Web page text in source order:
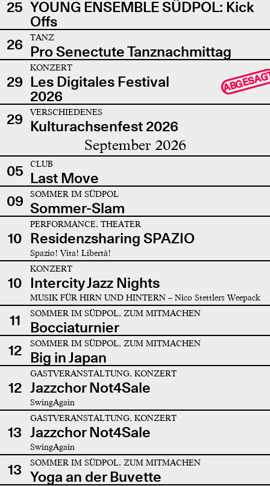
25 YOUNG ENSEMBLE SÜDPOL: Kick
Offs
26
TANZ
Pro Senectute Tanznachmittag
29
KONZERT
Les Digitales Festival
2026
29 VERSCHIEDENES
Kulturachsenfest 2026
September 2026
05 CLUB
Last Move
09
SOMMER IM SÜDPOL
Sommer-Slam
10
PERFORMANCE, THEATER
Residenzsharing SPAZIO
Spazio! Vita! Libertà!
10
KONZERT
Intercity Jazz Nights
MUSIK FÜR HIRN UND HINTERN – Nico Stettlers Weepack
11 SOMMER IM SÜDPOL, ZUM MITMACHEN
Bocciaturnier
12
SOMMER IM SÜDPOL, ZUM MITMACHEN
Big in Japan
12
GASTVERANSTALTUNG, KONZERT
Jazzchor Not4Sale
SwingAgain
13
GASTVERANSTALTUNG, KONZERT
Jazzchor Not4Sale
SwingAgain
13 SOMMER IM SÜDPOL, ZUM MITMACHEN
Yoga an der Buvette